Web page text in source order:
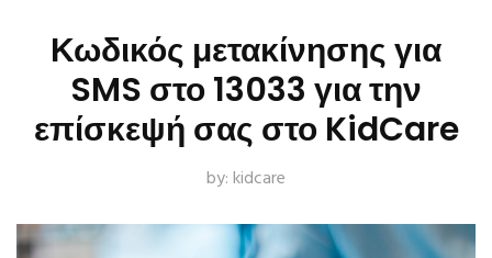
Κωδικός μετακίνησης για
SMS στο 13033 για την
επίσκεψή σας στο KidCare
by:kidcare